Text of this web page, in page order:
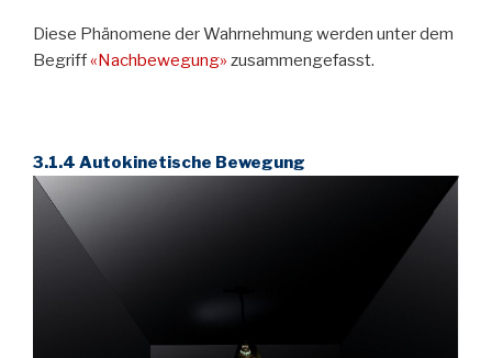
Diese Phänomene der Wahrnehmung werden unter dem
Begriff«Nachbewegung» zusammengefasst.
3.1.4 Autokinetische Bewegung